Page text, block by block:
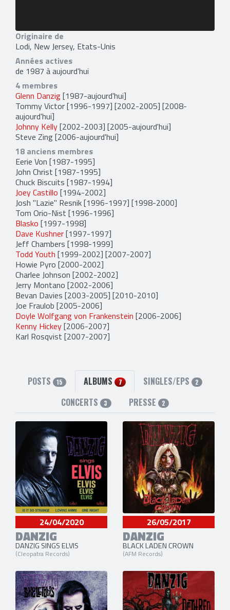
Originaire de
Lodi, New Jersey, Etats-Unis
Années actives
de 1987 à aujourd'hui
4 membres
Glenn Danzig[1987-aujourd'hui]
Tommy Victor[1996-1997] [2002-2005] [2008-
aujourd'hui]
Johnny Kelly[2002-2003] [2005-aujourd'hui]
Steve Zing[2006-aujourd'hui]
18 anciens membres
Eerie Von [1987-1995]
John Christ [1987-1995]
Chuck Biscuits [1987-1994]
Joey Castillo [1994-2002]
Josh "Lazie" Resnik[1996-1997] [1998-2000]
Tom Orio-Nist [1996-1996]
Blasko [1997-1998]
Dave Kushner[1997-1997]
Jeff Chambers [1998-1999]
Todd Youth [1999-2002] [2007-2007]
Howie Pyro [2000-2002]
Charlee Johnson [2002-2002]
Jerry Montano [2002-2006]
Bevan Davies [2003-2005] [2010-2010]
Joe Fraulob [2005-2006]
Doyle Wolfgang von Frankenstein [2006-2006]
Kenny Hickey[2006-2007]
Karl Rosqvist [2007-2007]
POSTS 15 ALBUMS 7 SINGLES/EPS 2
CONCERTS 3 PRESSE 2
24/04/2020
DANZIG
DANZIG SINGS ELVIS
(Cleopatra Records)
26/05/2017
DANZIG
BLACK LADEN CROWN
(AFM Records)